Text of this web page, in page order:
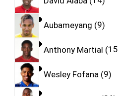
Aubameyang 9
Anthony Martial 15
Wesley Fofana 9